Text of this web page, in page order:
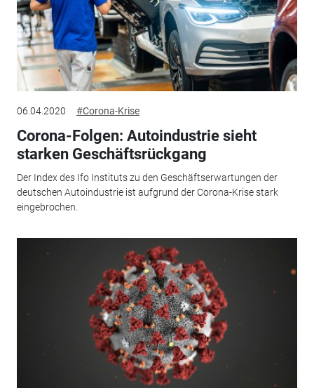
06.04.2020 #Corona-Krise
Corona-Folgen: Autoindustrie sieht
starken Geschäftsrückgang
Der Index des Ifo Instituts zu den Geschäftserwartungen der
deutschen Autoindustrie ist aufgrund der Corona-Krise stark
eingebrochen.